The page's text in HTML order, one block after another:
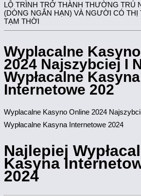
LỘ TRÌNH TRỞ THÀNH THƯỜNG TRÚ
(DÒNG NGẮN HẠN) VÀ NGƯỜI CÓ THỊ
TẠM THỜI
Wyрlacalne
2024 Najszybciej I
Wypłacalne Kasyna
Internetowe 202
Wyрlacalne Kasyno Online 2024
Wypłacalne Kasyna Internetowe 2024
Najlepiej
Kasyna
2024